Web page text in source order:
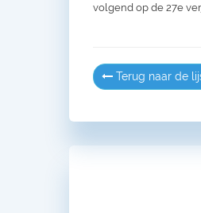
volgend op de 27e
Terug naar de